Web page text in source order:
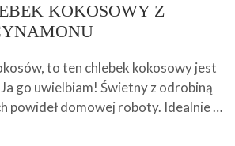
KOKOSOWY Z
to ten chlebek kokosowy jest
go uwielbiam! Świetny z odrobiną
powideł domowej roboty. Idealnie …